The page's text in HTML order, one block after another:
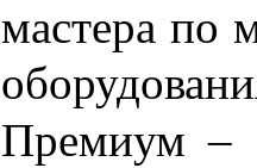
мастера по
Премиум –